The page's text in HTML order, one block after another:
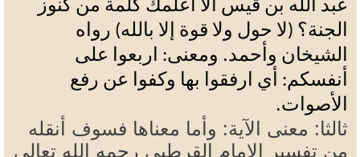
عبد الله بن قيس ألا أعلمك كلمة من كنوز
الجنة؟ (لا حول ولا قوة إلا بالله) رواه
الشيخان وأحمد. ومعنى: اربعوا على
أنفسكم: أي ارفقوا بها وكفوا عن رفع
الأصوات.
ثالثا: معنى الآية: وأما معناها فسوف أنقله
من تفسير الإمام القرطبي رحمه الله تعالى